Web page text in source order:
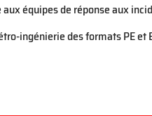
équipes de réponse aux
ingénierie des formats PE et